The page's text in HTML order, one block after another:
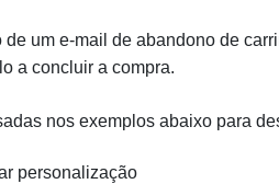
de um e-mail de abandono de
a concluir a compra.
nos exemplos abaixo para
personalização